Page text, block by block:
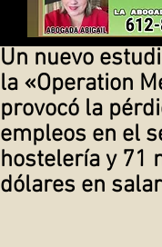
Un nuevo
la «Operation
provocó la
empleos en el
hostelería y 71
dólares en